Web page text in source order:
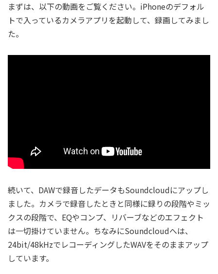
まずは、以下の動画をご覧ください。iPhoneのデフォル
トで入っているカメラアプリを起動して、録画してみまし
た。
続いて、DAWで録音したデータもSoundcloudにアップし
ました。カメラで録音したときと同様に録りの段階やミッ
クスの段階で、EQやコンプ、リバーブなどのエフェクト
は一切掛けていません。ちなみにSoundcloudへは、
24bit/48kHzでレコーディングしたWAVをそのままアップ
しています。